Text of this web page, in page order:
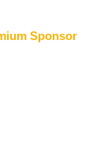
Sponsor